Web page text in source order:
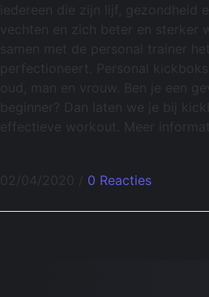
iedereen die zijn lijf,
vechten en zich beter en sterker
samen met de personal trainer
perfectioneert. Personal
oud, man en vrouw. Ben je een
beginner? Dan laten we je bij
effectieve workout. Meer
02/04/2020 0 Reacties